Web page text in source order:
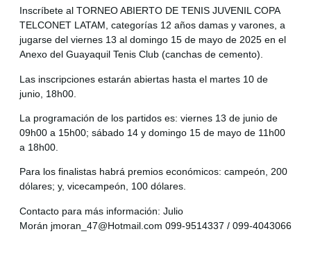
Inscríbete al TORNEO ABIERTO DE TENIS JUVENIL COPA
TELCONET LATAM, categorías 12 años damas y varones, a
jugarse del viernes 13 al domingo 15 de mayo de 2025 en el
Anexo del Guayaquil Tenis Club (canchas de cemento).
Las inscripciones estarán abiertas hasta el martes 10 de
junio, 18h00.
La programación de los partidos es: viernes 13 de junio de
09h00 a 15h00; sábado 14 y domingo 15 de mayo de 11h00
a 18h00.
Para los finalistas habrá premios económicos: campeón, 200
dólares; y, vicecampeón, 100 dólares.
Contacto para más información: Julio
Morán jmoran_47@Hotmail.com 099-9514337 / 099-4043066